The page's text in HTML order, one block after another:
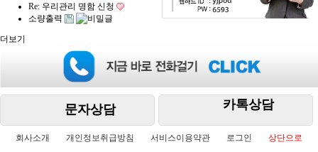
Re: 우리관리 명함 신청
소량출력
더보기
문자상담 카톡상담
회사소개 개인정보취급방침 서비스이용약관 로그인 상단으로